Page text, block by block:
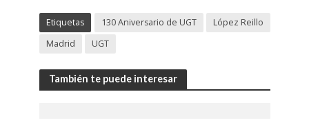
Etiquetas 130 Aniversario de UGT
López Reillo
Madrid
UGT
También te puede interesar